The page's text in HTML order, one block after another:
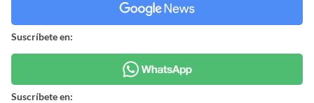
Suscríbete en:
Suscríbete en: